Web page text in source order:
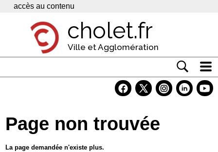
Panneau de gestion des cookies
accès au contenu
cholet.fr
Ville et Agglomération
Economie
Services
Page non trouvée
La page demandée n'existe plus.